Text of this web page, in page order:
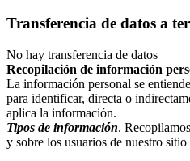
Transferencia de datos a
No hay transferencia de datos
Recopilación de información
La información personal se
para identificar, directa o
aplica la información.
Tipos de información.
y sobre los usuarios de nuestro